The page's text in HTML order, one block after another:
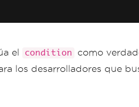
el condition como
los desarrolladores que